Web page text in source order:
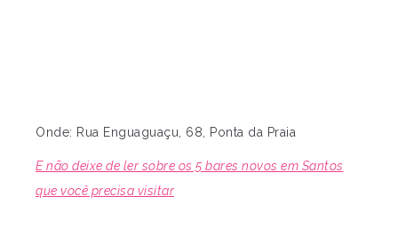
Onde: Rua Enguaguaçu, 68, Ponta da Praia
E não deixe de ler sobre os 5 bares novos em Santos
que você precisa visitar